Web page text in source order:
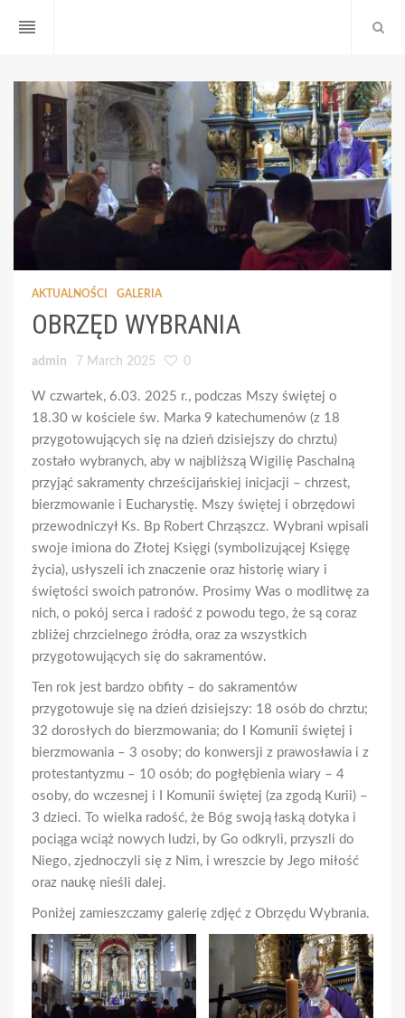
reorder
AKTUALNOŚCI GALERIA
OBRZĘD WYBRANIA
admin 7 March 2025 0
W czwartek, 6.03. 2025 r., podczas Mszy świętej o
18.30 w kościele św. Marka 9 katechumenów (z 18
przygotowujących się na dzień dzisiejszy do chrztu)
zostało wybranych, aby w najbliższą Wigilię Paschalną
przyjąć sakramenty chrześcijańskiej inicjacji – chrzest,
bierzmowanie i Eucharystię. Mszy świętej i obrzędowi
przewodniczył Ks. Bp Robert Chrząszcz. Wybrani wpisali
swoje imiona do Złotej Księgi (symbolizującej Księgę
życia), usłyszeli ich znaczenie oraz historię wiary i
świętości swoich patronów. Prosimy Was o modlitwę za
nich, o pokój serca i radość z powodu tego, że są coraz
zbliżej chrzcielnego źródła, oraz za wszystkich
przygotowujących się do sakramentów.
Ten rok jest bardzo obfity – do sakramentów
przygotowuje się na dzień dzisiejszy: 18 osób do chrztu;
32 dorosłych do bierzmowania; do I Komunii świętej i
bierzmowania – 3 osoby; do konwersji z prawosławia i z
protestantyzmu – 10 osób; do pogłębienia wiary – 4
osoby, do wczesnej i I Komunii świętej (za zgodą Kurii) –
3 dzieci. To wielka radość, że Bóg swoją łaską dotyka i
pociąga wciąż nowych ludzi, by Go odkryli, przyszli do
Niego, zjednoczyli się z Nim, i wreszcie by Jego miłość
oraz naukę nieśli dalej.
Poniżej zamieszczamy galerię zdjęć z Obrzędu Wybrania.